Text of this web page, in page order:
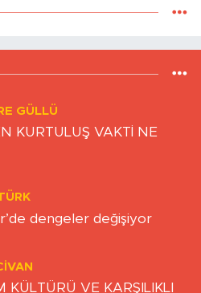
GÜLLÜ
KURTULUŞ VAKTİ NE
dengeler değişiyor
KÜLTÜRÜ VE KARŞILIKLI